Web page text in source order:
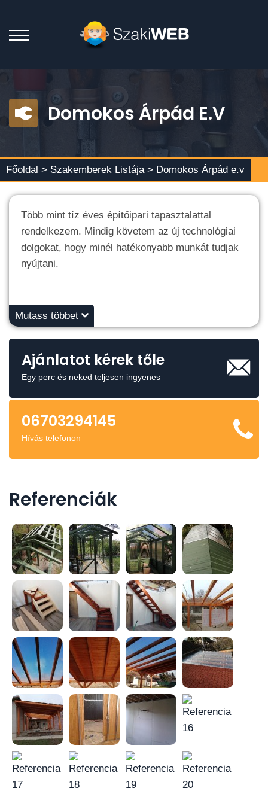
Domokos Árpád E.v
Főoldal > Szakemberek Listája > Domokos Árpád e.v
Több mint tíz éves építőipari tapasztalattal
rendelkezem. Mindig követem az új technológiai
dolgokat, hogy minél hatékonyabb munkát tudjak
nyújtani.
Mutass többet
Ajánlatot kérek tőle
Egy perc és neked teljesen ingyenes
06703294145
Hívás telefonon
Referenciák